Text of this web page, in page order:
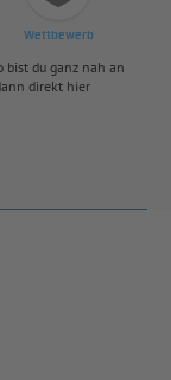
Wettbewerb
bist du ganz nah an
direkt hier